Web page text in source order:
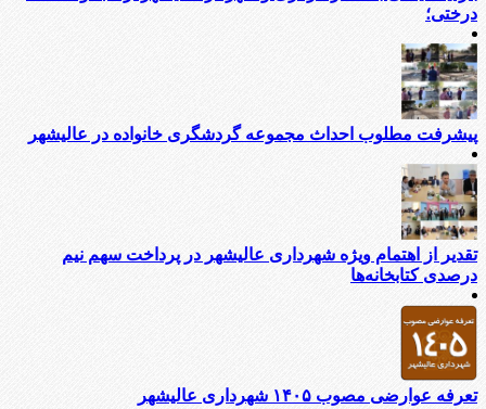
درختی؛
پیشرفت مطلوب احداث مجموعه گردشگری خانواده در عالیشهر
تقدیر از اهتمام ویژه شهرداری عالیشهر در پرداخت سهم نیم
درصدی کتابخانه‌ها
تعرفه عوارضی مصوب ۱۴۰۵ شهرداری عالیشهر